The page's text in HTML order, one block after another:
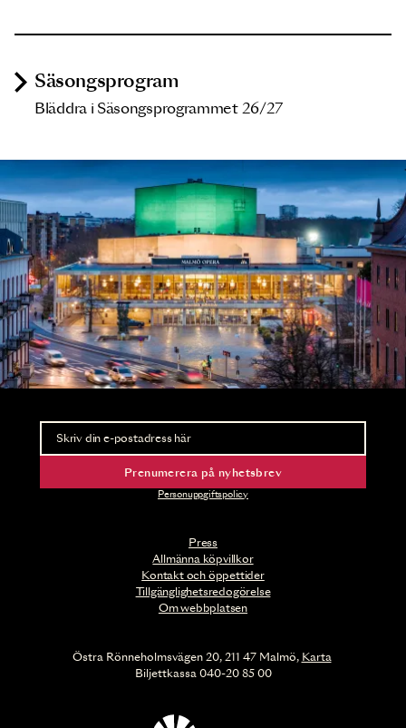
Säsongsprogram
Bläddra i Säsongsprogrammet 26/27
Press
Allmänna köpvillkor
Kontakt och öppettider
Tillgänglighetsredogörelse
Om webbplatsen
Nyhetsbrev
Ta del av förhandsinformation och biljettsläpp.
Prenumerera på nyhetsbrev
Personuppgiftspolicy
Östra Rönneholmsvägen 20, 211 47 Malmö, Karta
Biljettkassa 040-20 85 00